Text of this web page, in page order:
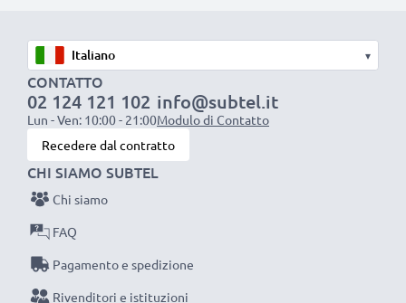
Ottima velocità di ricarica
1x batteria da 1000 mAh: circa 2 ore
1x batteria da 2000 mAh: circa 4 ore
1x batteria da 3000 mAh: circa 6 ore
NOTA BENE:per una prestaziona ottimale e il
raggiungimento di efficienza desiderata ricarica
completamente le batterie prima d‘impiegarle.
▾
CONTATTO
02 124 121 102
Lun - Ven: 10:00 - 21:00
info@subtel.it
Modulo di Contatto
Recedere dal contratto
CHI SIAMO SUBTEL
Chi siamo
FAQ
Pagamento e spedizione
Rivenditori e istituzioni